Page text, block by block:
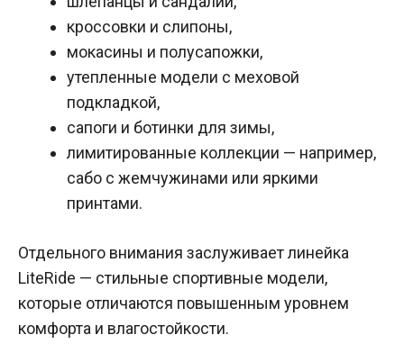
кроссовки и слипоны,
мокасины и полусапожки,
утепленные модели с меховой
подкладкой,
сапоги и ботинки для зимы,
лимитированные коллекции — например,
сабо с жемчужинами или яркими
принтами.
Отдельного внимания заслуживает линейка
LiteRide — стильные спортивные модели,
которые отличаются повышенным уровнем
комфорта и влагостойкости.